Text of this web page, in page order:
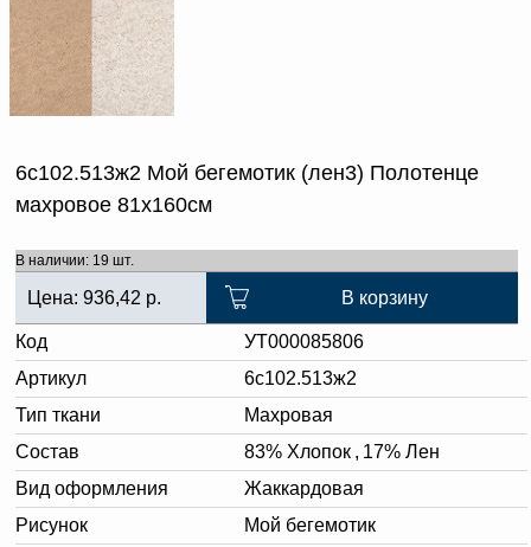
6с102.513ж2 Мой бегемотик (лен3) Полотенце
махровое 81х160см
В наличии: 19 шт.
Цена: 936,42 р. В корзину
Код
УТ000085806
Артикул
6с102.513ж2
Тип ткани
Махровая
Состав
83% Хлопок , 17% Лен
Вид оформления
Жаккардовая
Рисунок
Мой бегемотик